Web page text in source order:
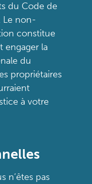
du Code de
Le non-
constitue
engager la
du
propriétaires
à votre
n’êtes pas